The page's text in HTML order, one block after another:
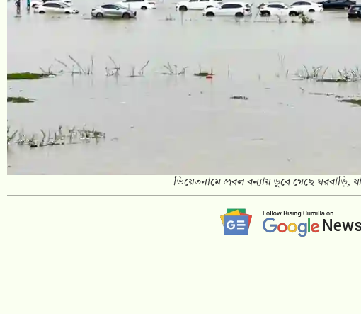
ভিয়েতনামে প্রবল বন্যায় ডুবে গেছে ঘরবাড়ি,